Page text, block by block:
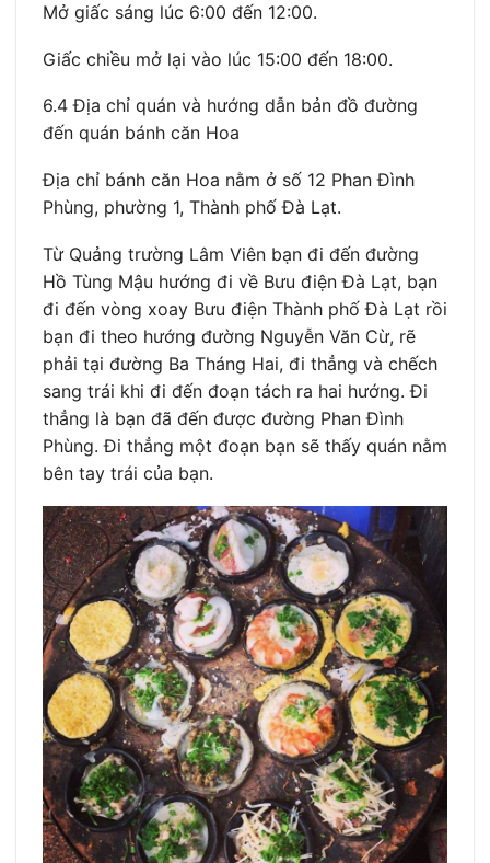
Mở giấc sáng lúc 6:00 đến 12:00.
Giấc chiều mở lại vào lúc 15:00 đến 18:00.
6.4 Địa chỉ quán và hướng dẫn bản đồ đường
đến quán bánh căn Hoa
Địa chỉ bánh căn Hoa nằm ở số 12 Phan Đình
Phùng, phường 1, Thành phố Đà Lạt.
Từ Quảng trường Lâm Viên bạn đi đến đường
Hồ Tùng Mậu hướng đi về Bưu điện Đà Lạt, bạn
đi đến vòng xoay Bưu điện Thành phố Đà Lạt rồi
bạn đi theo hướng đường Nguyễn Văn Cừ, rẽ
phải tại đường Ba Tháng Hai, đi thẳng và chếch
sang trái khi đi đến đoạn tách ra hai hướng. Đi
thẳng là bạn đã đến được đường Phan Đình
Phùng. Đi thẳng một đoạn bạn sẽ thấy quán nằm
bên tay trái của bạn.